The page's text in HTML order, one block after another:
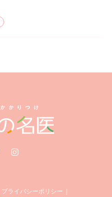
プライバシーポリシー